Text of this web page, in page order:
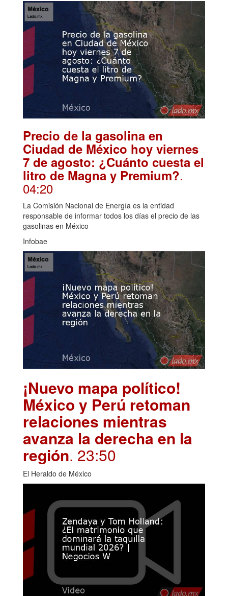
Precio de la gasolina en
Ciudad de México hoy viernes
7 de agosto: ¿Cuánto cuesta el
litro de Magna y Premium?.
04:20
La Comisión Nacional de Energía es la entidad
responsable de informar todos los días el precio de las
gasolinas en México
Infobae
¡Nuevo mapa político!
México y Perú retoman
relaciones mientras
avanza la derecha en la
región. 23:50
El Heraldo de México